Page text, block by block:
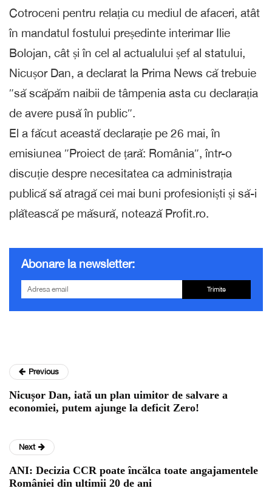
Cotroceni pentru relația cu mediul de afaceri, atât
în mandatul fostului președinte interimar Ilie
Bolojan, cât și în cel al actualului șef al statului,
Nicușor Dan, a declarat la Prima News că trebuie
″să scăpăm naibii de tâmpenia asta cu declarația
de avere pusă în public″.
El a făcut această declarație pe 26 mai, în
emisiunea ″Proiect de țară: România″, într-o
discuție despre necesitatea ca administrația
publică să atragă cei mai buni profesioniști și să-i
plătească pe măsură, notează Profit.ro.
Abonare la newsletter:
Trimite
Previous
Nicușor Dan, iată un plan uimitor de salvare a
economiei, putem ajunge la deficit Zero!
Next
ANI: Decizia CCR poate încălca toate angajamentele
României din ultimii 20 de ani